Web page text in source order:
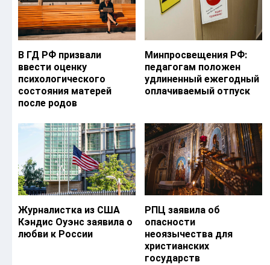
В ГД РФ призвали
ввести оценку
психологического
состояния матерей
после родов
Минпросвещения РФ:
педагогам положен
удлиненный ежегодный
оплачиваемый отпуск
Журналистка из США
Кэндис Оуэнс заявила о
любви к России
РПЦ заявила об
опасности
неоязычества для
христианских
государств